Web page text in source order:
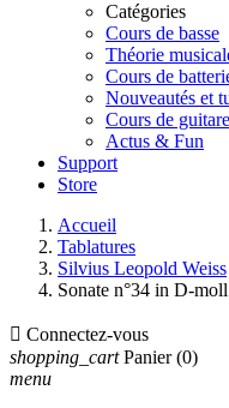
Catégories
Cours de basse
Théorie
Cours de
Nouveautés et
Cours de guitare
Actus & Fun
Support
Store
Accueil
Tablatures
Silvius Leopold Weiss
Sonate n°34 in D-
 Connectez-vous
shopping_cart Panier (0)
menu